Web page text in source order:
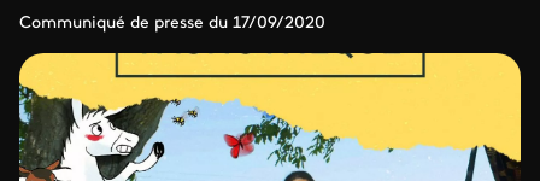
Communiqué de presse du 17/09/2020